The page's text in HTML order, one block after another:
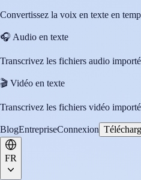
Convertissez la voix en texte en
🎧 Audio en texte
Transcrivez les fichiers audio
🎬 Vidéo en texte
Transcrivez les fichiers vidéo
BlogEntrepriseConnexion
FR